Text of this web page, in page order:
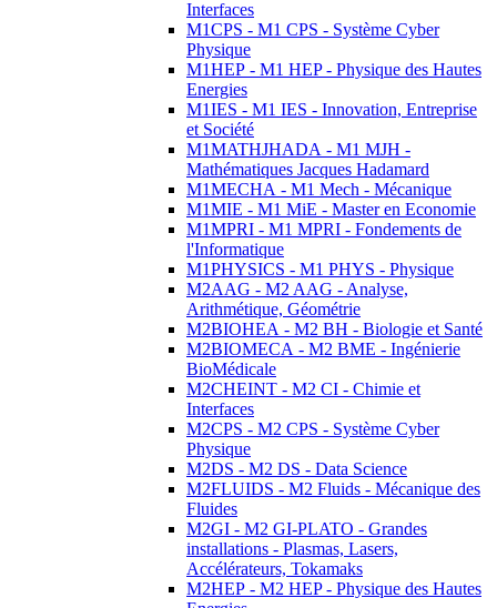
Interfaces
M1CPS - M1 CPS - Système Cyber
Physique
M1HEP - M1 HEP - Physique des Hautes
Energies
M1IES - M1 IES - Innovation, Entreprise
et Société
M1MATHJHADA - M1 MJH -
Mathématiques Jacques Hadamard
M1MECHA - M1 Mech - Mécanique
M1MIE - M1 MiE - Master en Economie
M1MPRI - M1 MPRI - Fondements de
l'Informatique
M1PHYSICS - M1 PHYS - Physique
M2AAG - M2 AAG - Analyse,
Arithmétique, Géométrie
M2BIOHEA - M2 BH - Biologie et Santé
M2BIOMECA - M2 BME - Ingénierie
BioMédicale
M2CHEINT - M2 CI - Chimie et
Interfaces
M2CPS - M2 CPS - Système Cyber
Physique
M2DS - M2 DS - Data Science
M2FLUIDS - M2 Fluids - Mécanique des
Fluides
M2GI - M2 GI-PLATO - Grandes
installations - Plasmas, Lasers,
Accélérateurs, Tokamaks
M2HEP - M2 HEP - Physique des Hautes